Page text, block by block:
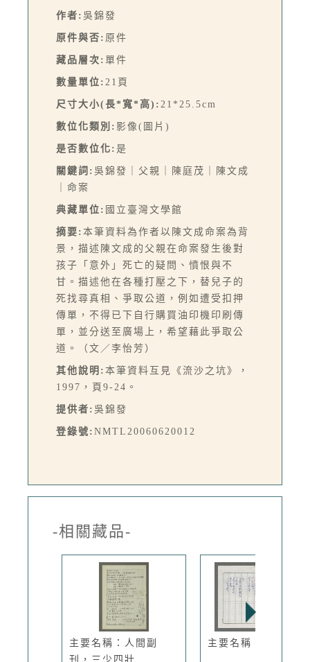
作者: 吳錦發
原件與否: 原件
藏品層次: 單件
數量單位: 21頁
尺寸大小(長*寬*高): 21*25.5cm
數位化類別: 影像(圖片)
是否數位化: 是
關鍵詞: 吳錦發｜父親｜陳庭茂｜陳文成
｜命案
典藏單位: 國立臺灣文學館
摘要: 本筆資料為作者以陳文成命案為背
景，描述陳文成的父親在命案發生後對
孩子「意外」死亡的疑問、憤恨與不
甘。描述他在各種打壓之下，替兒子的
死找尋真相、爭取公道，例如遭受扣押
傳單，不得已下自行購買油印機印刷傳
單，並分送至廣場上，希望藉此爭取公
道。（文／李怡芳）
其他說明: 本筆資料互見《流沙之坑》，
1997，頁9-24。
提供者: 吳錦發
登錄號: NMTL20060620012
-相關藏品-
主要名稱：人間副
刊，三少四壯...
主要名稱：島外書